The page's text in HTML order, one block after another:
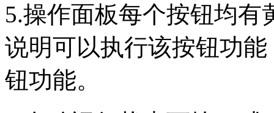
5.操作面板每个按钮均
说明可以执行该按钮功
钮功能。